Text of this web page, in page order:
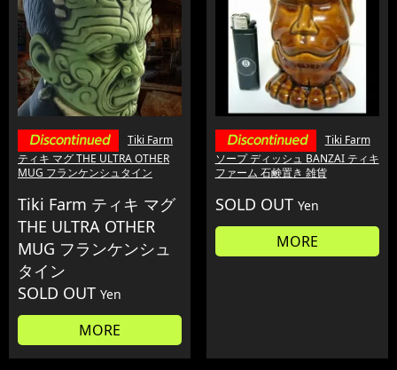
Tiki Farm
ティキ マグ THE ULTRA OTHER
MUG フランケンシュタイン
Tiki Farm ティキ マグ
THE ULTRA OTHER
MUG フランケンシュ
タイン
SOLD OUT Yen
MORE
Tiki Farm
ソープ ディッシュ BANZAI ティキ
ファーム 石鹸置き 雑貨
SOLD OUT Yen
MORE